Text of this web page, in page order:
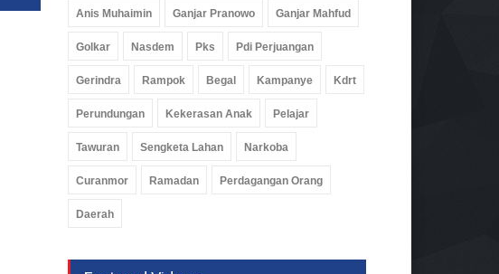
Anis Muhaimin Ganjar Pranowo Ganjar Mahfud
Golkar Nasdem Pks Pdi Perjuangan
Gerindra Rampok Begal Kampanye Kdrt
Perundungan Kekerasan Anak Pelajar
Tawuran Sengketa Lahan Narkoba
Curanmor Ramadan Perdagangan Orang
Daerah